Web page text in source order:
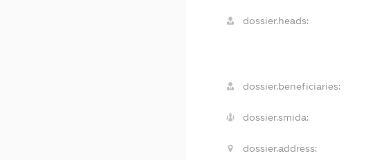
dossier.heads:
dossier.beneficiaries:
dossier.smida:
dossier.address: